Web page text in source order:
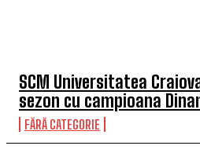
SCM Universitatea
sezon cu campioana
FĂRĂ CATEGORIE